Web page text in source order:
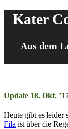
Kater
Aus dem
Update 18. Okt.
Heute gibt es leider
Fila ist über die